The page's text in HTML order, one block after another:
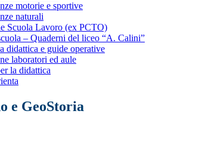
motorie e sportive
naturali
Scuola Lavoro (ex PCTO)
– Quaderni del liceo “A. Calini”
didattica e guide operative
laboratori ed aule
la didattica
e GeoStoria